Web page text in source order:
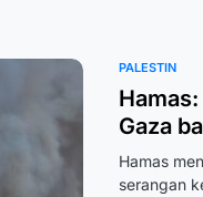
PALESTIN
Gaza
Hamas
serangan